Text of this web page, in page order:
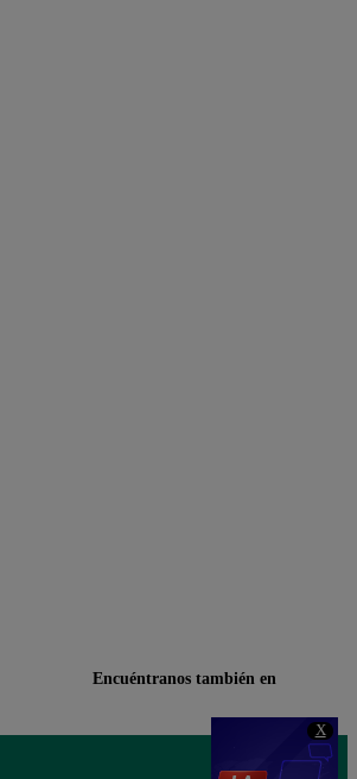
X
Encuéntranos también en